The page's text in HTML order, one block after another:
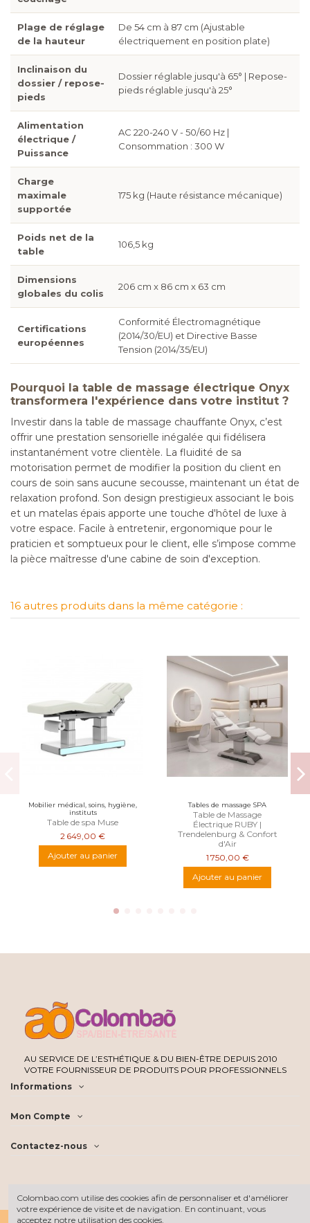
Plage de réglage
de la hauteur
De 54 cm à 87 cm (Ajustable
électriquement en position plate)
Inclinaison du
dossier / repose-
pieds
Dossier réglable jusqu'à 65° | Repose-
pieds réglable jusqu'à 25°
Alimentation
électrique /
Puissance
AC 220-240 V - 50/60 Hz |
Consommation : 300 W
Charge
maximale
supportée
175 kg (Haute résistance mécanique)
Poids net de la
table
106,5 kg
Dimensions
globales du colis
206 cm x 86 cm x 63 cm
Certifications
européennes
Conformité Électromagnétique
(2014/30/EU) et Directive Basse
Tension (2014/35/EU)
Pourquoi la table de massage électrique Onyx
transformera l'expérience dans votre institut ?
Investir dans la table de massage chauffante Onyx, c’est
offrir une prestation sensorielle inégalée qui fidélisera
instantanément votre clientèle. La fluidité de sa
motorisation permet de modifier la position du client en
cours de soin sans aucune secousse, maintenant un état de
relaxation profond. Son design prestigieux associant le bois
et un matelas épais apporte une touche d'hôtel de luxe à
votre espace. Facile à entretenir, ergonomique pour le
praticien et somptueux pour le client, elle s’impose comme
la pièce maîtresse d'une cabine de soin d'exception.
16 autres produits dans la même catégorie :
Mobilier médical, soins, hygiène,
instituts
Table de spa Muse
2 649,00 €
Ajouter au panier
Tables de massage SPA
Table de Massage
Électrique RUBY |
Trendelenburg & Confort
d'Air
1 750,00 €
Ajouter au panier
AU SERVICE DE L’ESTHÉTIQUE & DU BIEN-ÊTRE DEPUIS 2010
VOTRE FOURNISSEUR DE PRODUITS POUR PROFESSIONNELS
Informations
Mon Compte
Contactez-nous
Colombao.com utilise des cookies afin de personnaliser et d'améliorer
votre expérience de visite et de navigation. En continuant, vous
acceptez notre utilisation des cookies.